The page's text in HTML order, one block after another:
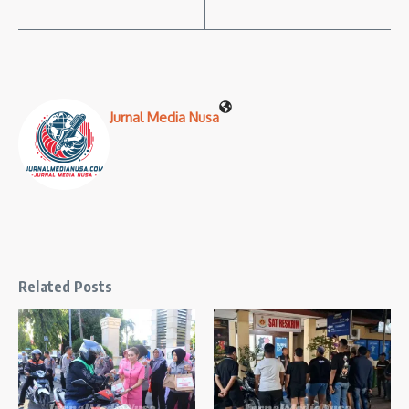
Jurnal Media Nusa
Related Posts